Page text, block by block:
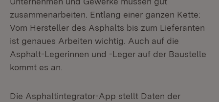
zusammenarbeiten. Entlang einer ganzen Kette:
Vom Hersteller des Asphalts bis zum Lieferanten
ist genaues Arbeiten wichtig. Auch auf die
Asphalt-Legerinnen und -Leger auf der Baustelle
kommt es an.
Die Asphaltintegrator-App stellt Daten der